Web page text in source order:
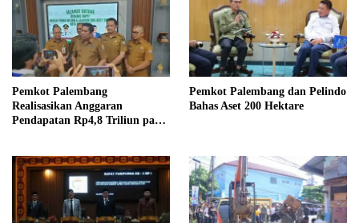
Pemkot Palembang
Realisasikan Anggaran
Pendapatan Rp4,8 Triliun pada
Pemkot Palembang dan Pelindo
Bahas Aset 200 Hektare